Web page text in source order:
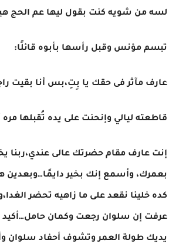
لسه من شويه كنت بقول ليها عم الحج
تبسم مؤنس وقبل رأسها بأبوه قائلًا:
عارف مآثر فى حقك يا بِتِ،بس أنا بقيت
قاطعته ليالي وإنحنت على يده تُقبلها مره
إنت عارف مقام حضرتك عالى عندي،ربنا
بعمرك، وأسمع إنك بخير دايمًا…وبعدين
كده خلينا نقعد على ما زاهيه تحضر
عرفت إن سلوان رجعت وكمان حامل…أكيد
يديك طولة العمر وتشوف أحفاد سلوان